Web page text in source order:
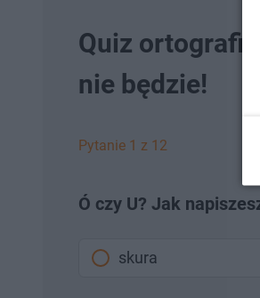
Quiz
nie będzie!
Pytanie 1 z 12
Ó czy U? Jak
skura